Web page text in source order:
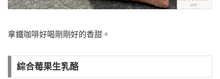
拿鐵咖啡好喝剛剛好的香甜。
綜合莓果生乳酪